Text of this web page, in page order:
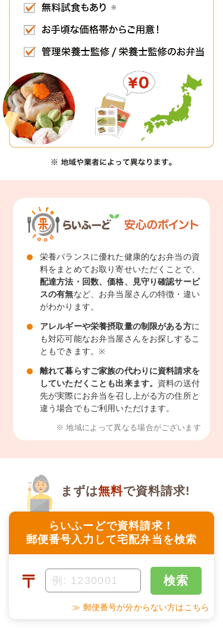
栄養バランスに優れた健康的なお弁当の資
料をまとめてお取り寄せいただくことで、
配達方法・回数、価格、見守り確認サービ
スの有無など、お弁当屋さんの特徴・違い
がわかります。
アレルギーや栄養摂取量の制限がある方に
も対応可能なお弁当屋さんをお探しするこ
ともできます。※
離れて暮らすご家族の代わりに資料請求を
していただくことも出来ます。 資料の送付
先が実際にお弁当を召し上がる方の住所と
違う場合でもご利用いただけます。
※ 地域によって異なる場合がございます
らいふーどで資料請求！
郵便番号入力して宅配弁当を検索
まずは無料で資料請求!
〒 検索
≫ 郵便番号が分からない方はこちら